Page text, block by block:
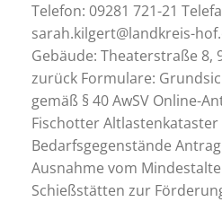
Telefon: 09281 721-21
sarah.kilgert@landkreis-
Gebäude: Theaterstraße 8,
zurück Formulare:
gemäß § 40 AwSV Online-
Fischotter Altlastenkataster
Bedarfsgegenstände
Ausnahme vom
Schießstätten zur